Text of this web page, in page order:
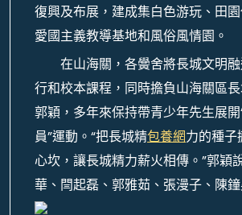
復興及布展，建成集白色游玩、田
愛國主義教導基地和風俗風情園。
在山海關，各黌舍將長城文明
行和校本課程，同時擔負山海關區
郭穎，多年來保持帶青少年先生展
員”運動。“把長城精包養網力的種子
心坎，讓長城精力薪火相傳。”郭穎
華、閆起磊、郭雅茹、張漫子、陳鐘